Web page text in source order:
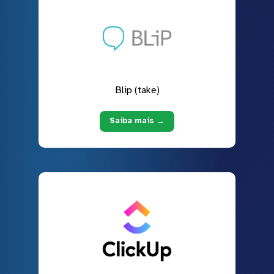
Blip (take)
Saiba mais →